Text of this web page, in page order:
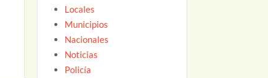
Locales
Municipios
Nacionales
Noticias
Policía